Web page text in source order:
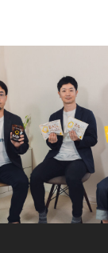
お問い合わせ